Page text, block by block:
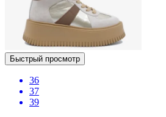
Быстрый просмотр
36
37
39